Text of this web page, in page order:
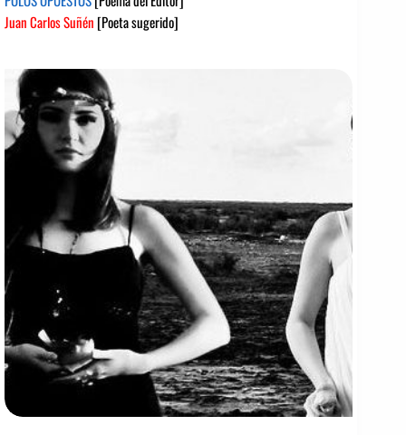
Juan Carlos Suñén [Poeta sugerido]